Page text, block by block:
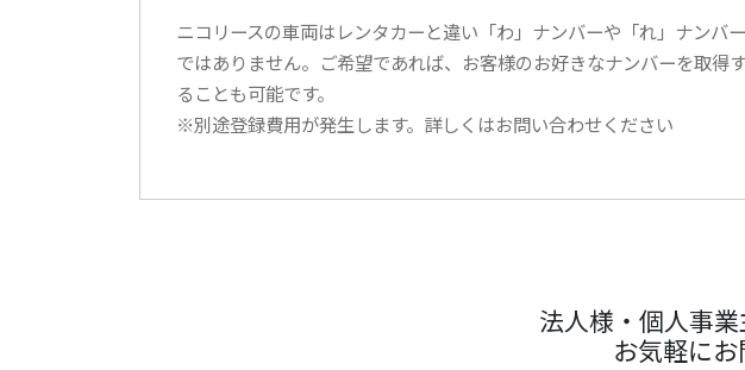
ニコリースの車両はレンタカーと違い「わ」ナンバーや「れ」ナンバー
ではありません。ご希望であれば、お客様のお好きなナンバーを取得
ることも可能です。
※別途登録費用が発生します。詳しくはお問い合わせください
法人様・個人事
お気軽にお